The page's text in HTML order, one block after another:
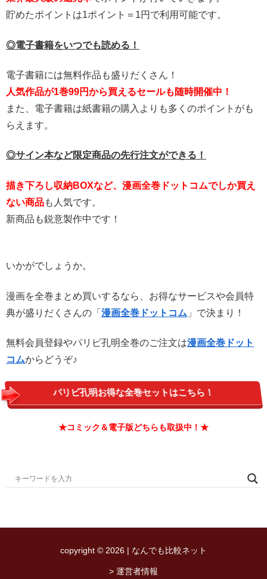
貯めたポイントは1ポイント＝1円で利用可能です。
◎電子書籍をいつでも読める！
電子書籍には無料作品も盛りだくさん！
人気作品が1巻99円から買えるセールも随時開催中！
また、電子書籍は紙書籍の購入よりも多くのポイントがも
らえます。
◎サイン本など限定商品の先行注文ができる！
描き下ろし収納BOXなど、漫画全巻ドットコムでしか買え
ない商品も人気です。
新商品も鋭意製作中です！
いかがでしょうか。
漫画を全巻まとめ買いするなら、お得なサービスや会員特
典が盛りだくさんの「 漫画全巻ドットコム 」で決まり！
無料会員登録やパリピ孔明全巻のご注文は漫画全巻ドット
コムからどうぞ♪
パリピ孔明お得な全巻セットはこちら！
★コミック＆電子版どちらも取扱中！★
copyright © 2026 | なんでも比較ネット
> 運営者情報